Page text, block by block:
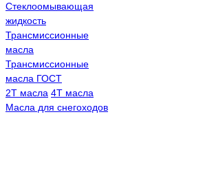
Стеклоомывающая
жидкость
Трансмиссионные
масла
Трансмиссионные
масла ГОСТ
2Т масла 4Т масла
Масла для снегоходов